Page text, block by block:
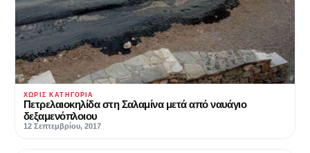
ΧΩΡΊΣ ΚΑΤΗΓΟΡΊΑ
Πετρελαιοκηλίδα στη Σαλαμίνα μετά από ναυάγιο
δεξαμενόπλοιου
12 Σεπτεμβρίου, 2017